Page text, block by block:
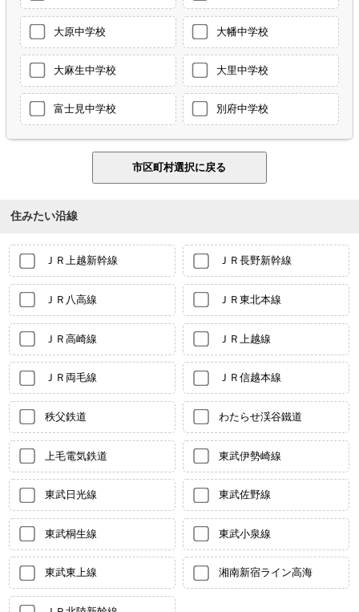
大原中学校 大幡中学校
大麻生中学校 大里中学校
富士見中学校 別府中学校
住みたい沿線
ＪＲ上越新幹線 ＪＲ長野新幹線
ＪＲ八高線 ＪＲ東北本線
ＪＲ高崎線 ＪＲ上越線
ＪＲ両毛線 ＪＲ信越本線
秩父鉄道 わたらせ渓谷鐵道
上毛電気鉄道 東武伊勢崎線
東武日光線 東武佐野線
東武桐生線 東武小泉線
東武東上線 湘南新宿ライン高海